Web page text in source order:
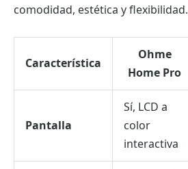
comodidad, estética y flexibilidad.
Característica
Ohme
Home Pro
Pantalla
Sí, LCD a
color
interactiva